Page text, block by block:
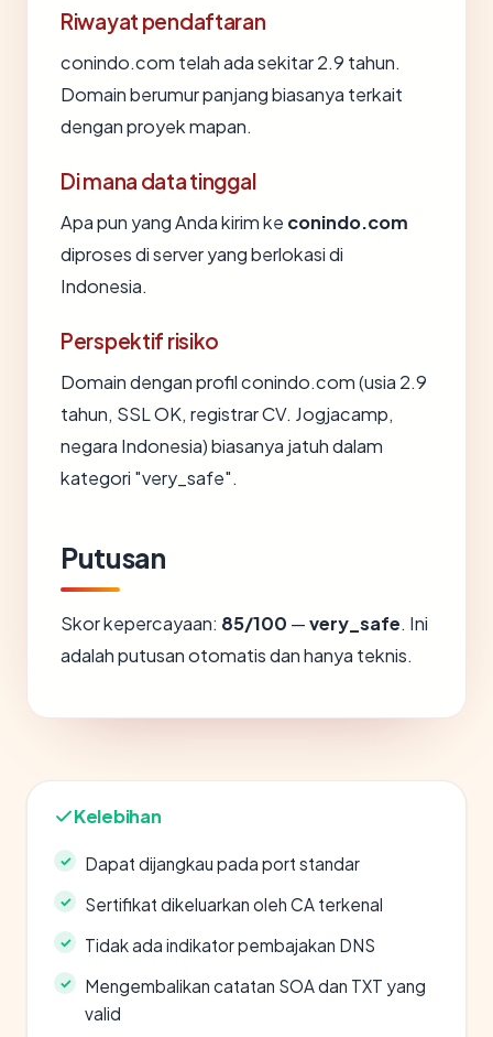
Riwayat pendaftaran
conindo.com telah ada sekitar 2.9 tahun.
Domain berumur panjang biasanya terkait
dengan proyek mapan.
Di mana data tinggal
Apa pun yang Anda kirim ke conindo.com
diproses di server yang berlokasi di
Indonesia.
Perspektif risiko
Domain dengan profil conindo.com (usia 2.9
tahun, SSL OK, registrar CV. Jogjacamp,
negara Indonesia) biasanya jatuh dalam
kategori "very_safe".
Putusan
Skor kepercayaan: 85/100 —very_safe. Ini
adalah putusan otomatis dan hanya teknis.
Kelebihan
Dapat dijangkau pada port standar
Sertifikat dikeluarkan oleh CA terkenal
Tidak ada indikator pembajakan DNS
Mengembalikan catatan SOA dan TXT yang
valid